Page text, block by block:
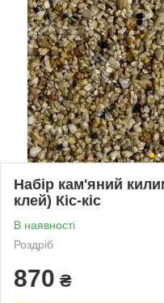
Набір кам'яний
клей) Кіс-кіс
В наявності
Роздріб
870 ₴